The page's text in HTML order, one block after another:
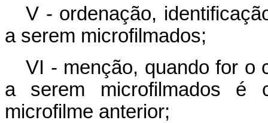
V - ordenação,
a serem microfilmados;
VI - menção, quando for o
a serem microfilmados é
microfilme anterior;